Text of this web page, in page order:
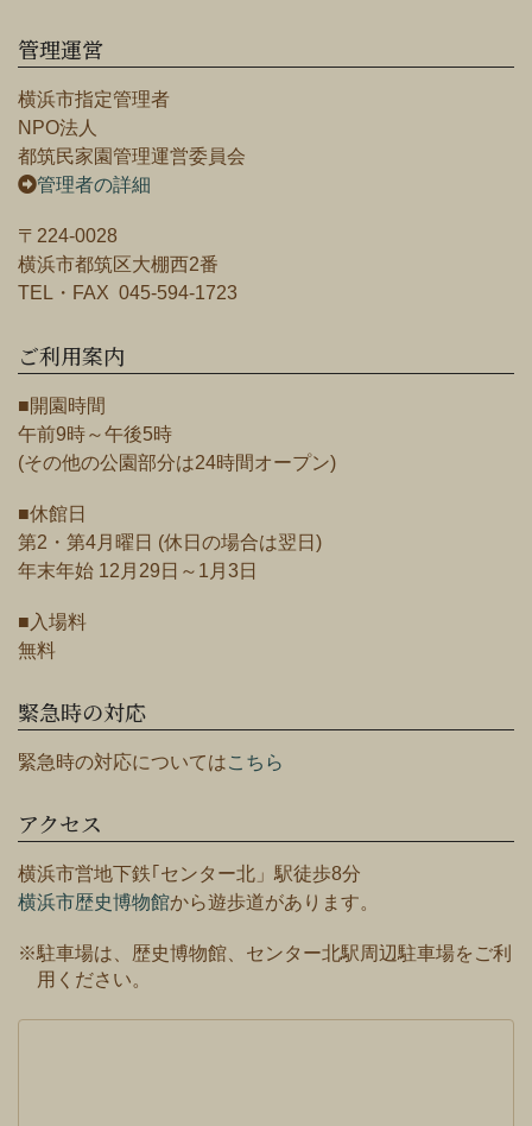
管理運営
横浜市指定管理者
NPO法人
都筑民家園管理運営委員会
管理者の詳細
〒224-0028
横浜市都筑区大棚西2番
TEL・FAX 045-594-1723
ご利用案内
■開園時間
午前9時～午後5時
(その他の公園部分は24時間オープン)
■休館日
第2・第4月曜日 (休日の場合は翌日)
年末年始 12月29日～1月3日
■入場料
無料
緊急時の対応
緊急時の対応についてはこちら
アクセス
横浜市営地下鉄｢センター北」駅徒歩8分
横浜市歴史博物館から遊歩道があります。
※駐車場は、歴史博物館、センター北駅周辺駐車場をご利
用ください。